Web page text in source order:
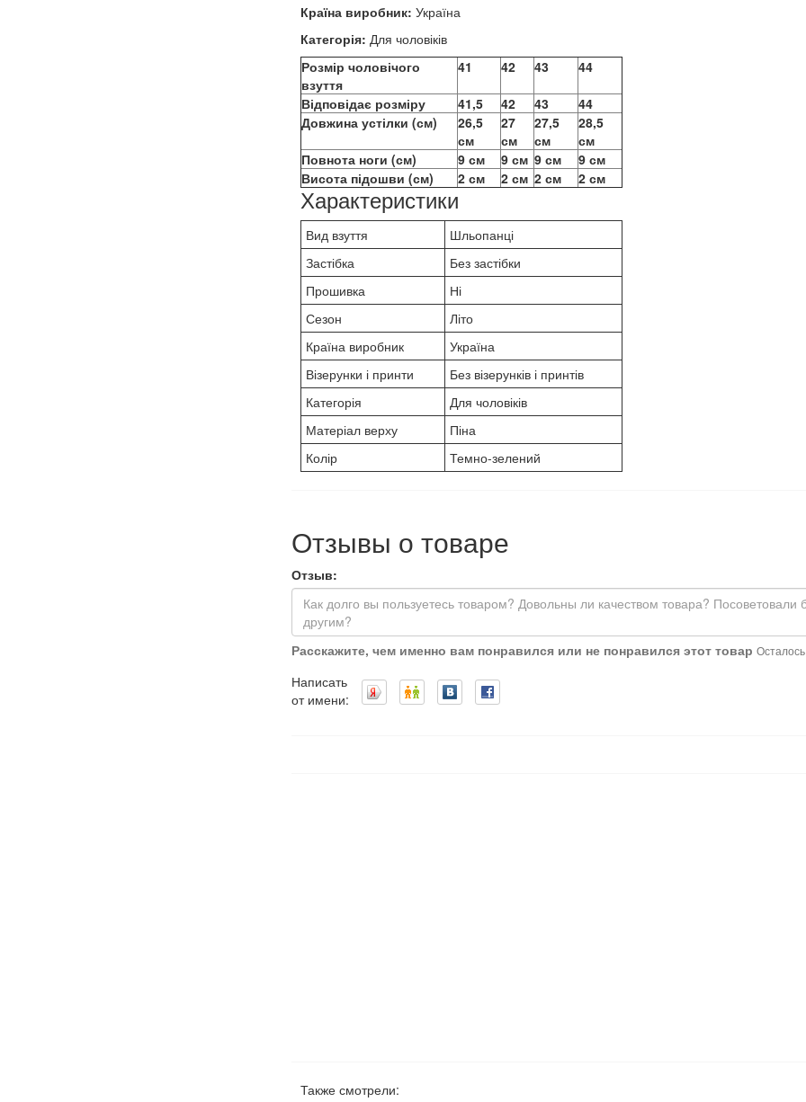
Країна виробник: Україна
Категорія: Для чоловіків
Розмір чоловічого
взуття
41 42 43 44
Відповідає розміру 41,5 42 43
44
Довжина устілки (см)
26,5
см
27
см
27,5
см
28,5
см
Повнота ноги (см)
9 см 9 см 9 см
9 см
Висота підошви (см)
2 см 2 см 2 см 2 см
Характеристики
Вид взуття
Шльопанці
Застібка
Без застібки
Прошивка
Ні
Сезон
Літо
Країна виробник
Україна
Візерунки і принти
Без візерунків і принтів
Категорія
Для чоловіків
Матеріал верху
Піна
Колір
Темно-зелений
Отзывы о товаре
Отзыв:
Расскажите, чем именно вам понравился или не понравился этот товар
Написать
от имени:
Также смотрели: